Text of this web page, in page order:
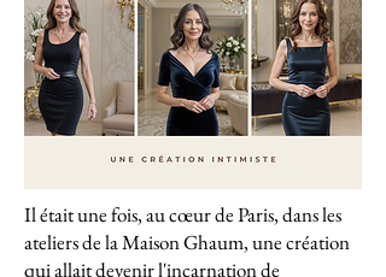
Il était une fois, au cœur de Paris, dans les
ateliers de la Maison Ghaum, une création
qui allait devenir l'incarnation de